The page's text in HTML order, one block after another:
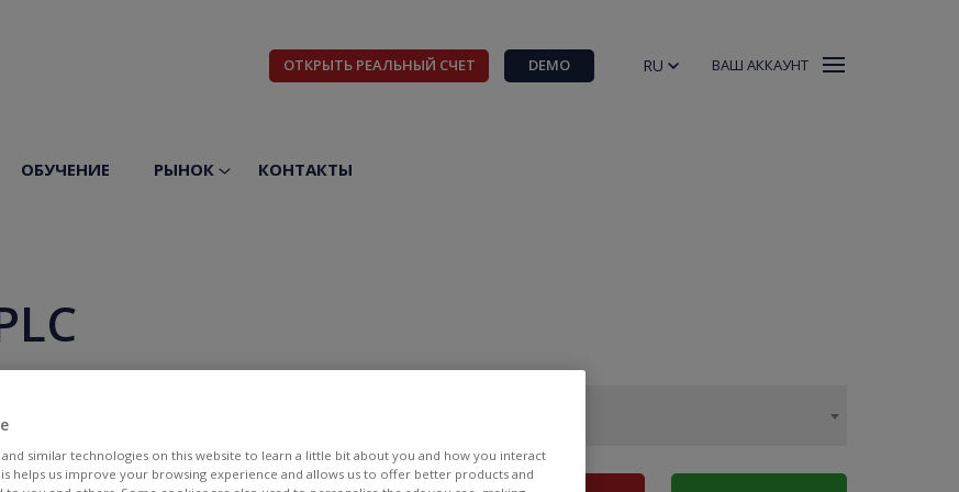
ОТКРЫТЬ РЕАЛЬНЫЙ СЧЕТ DEMO RU ВАШ АККАУНТ
ОБУЧЕНИЕ РЫНОК КОНТАКТЫ
БИД АСК
similar technologies on this website to learn a little bit about you and how you interact
helps us improve your browsing experience and allows us to offer better products and